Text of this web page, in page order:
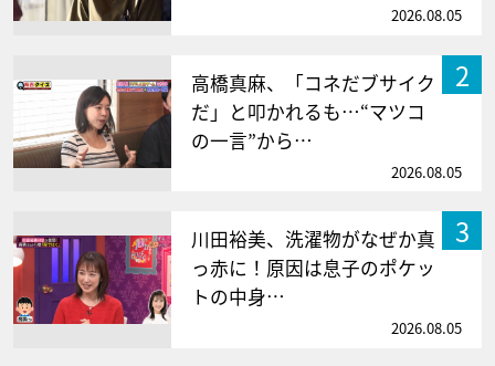
2026.08.05
2
高橋真麻、「コネだブサイク
だ」と叩かれるも…“マツコ
の一言”から…
2026.08.05
3
川田裕美、洗濯物がなぜか真
っ赤に！原因は息子のポケッ
トの中身…
2026.08.05